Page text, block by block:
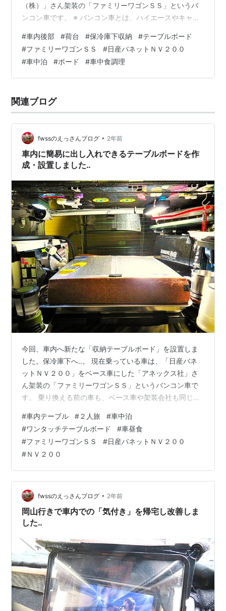
（株）」さん架装の「ファミリーワゴンＳＳ」というバ
ンコン車です。 ※ バンコン車とは、ハイエースやキャラ
ース車の外装はそのまま、もしくは主要な骨格を切らな
いでルーフなどを載せたキャンピングカーに架装したタ
イプの車です。「バン」を「コンバージョン（改造）」
したキャンピングカーなので、「バンコン」車と呼ばれ
べく後部へ自作した荷台を設置しています。荷台上の…
#車内後部 #荷台 #保冷庫下収納 #テーブルボード
#ファミリーワゴンＳＳ #日産バネットＮＶ２００
#車中泊 #ボード #車中食調理
関連ブログ
fwssのえっさんブログ • 2年前
車内に簡易に出し入れできるテーブルボードを作
成・設置しました‥
今回、車内へ新たな「収納テーブルボード」を設置しま
した。保冷庫下へ‥。 現在乗っている車は、「日産バネ
ットＮＶ２００」をベース車にした「アネックス社」さ
ん架装の「ファミリーワゴンＳＳ」というバンコン車で
す。 乗り換える前の車も、ベース車や架装会社も同じで
することはなく、このサイズなら妻も運転できる、とい
うことで乗り継いでいます。本格的な車中泊経歴は、10
年余りになります。 狭いバンコン車ですが、一人旅なら
車内で調理も行います。しかし、二人旅の場合、調理は
行わないことにしています。ただ、買ったものを食べる
ことは、多々ありますが‥。 それは、二人旅…
#車内テーブル #２人旅 #車中泊
#ワンタッチテーブルボード #車昼食
#ファミリーワゴンＳＳ #日産バネットＮＶ２００
#ＮＶ２００
fwssのえっさんブログ • 2年前
岡山行きで車内での「気付き」を帰宅し改善しま
した‥